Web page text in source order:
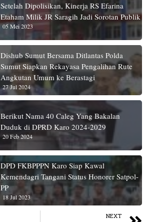
Setelah Dipolisikan, Kinerja RS Efarina
Etaham Milik JR Saragih Jadi Sorotan Publik
05 Mei 2023
Dishub Sumut Bersama Ditlantas Polda
Sumut Siapkan Rekayasa Pengalihan Rute
Angkutan Umum ke Berastagi
27 Jul 2024
Berikut Nama 40 Caleg Yang Bakalan
Duduk di DPRD Karo 2024-2029
20 Feb 2024
DPD FKBPPPN Karo Siap Kawal
Kemendagri Tangani Status Honorer Satpol-
PP
18 Jul 2023
NEXT